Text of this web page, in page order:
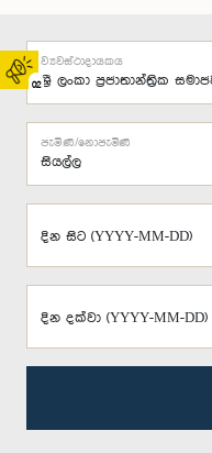
02
ව්‍යවස්ථාදායකය
පැමිණි/නොපැමිණි
දින සිට (YYYY-MM-DD)
දින දක්වා (YYYY-MM-DD)